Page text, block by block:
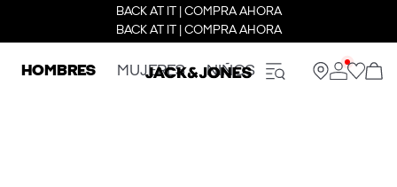
BACK AT IT | COMPRA AHORA
BACK AT IT | COMPRA AHORA
HOMBRES MUJERES NIÑOS